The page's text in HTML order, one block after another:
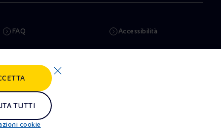
FAQ Accessibilità
Truffe e Phishing
Remit
cookie
TUTTI